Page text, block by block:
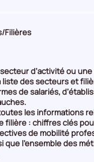
Filières
d’activité ou
liste des secteurs et
de salariés,
les informations
filière : chiffres clés
de mobilité
que l’ensemble des